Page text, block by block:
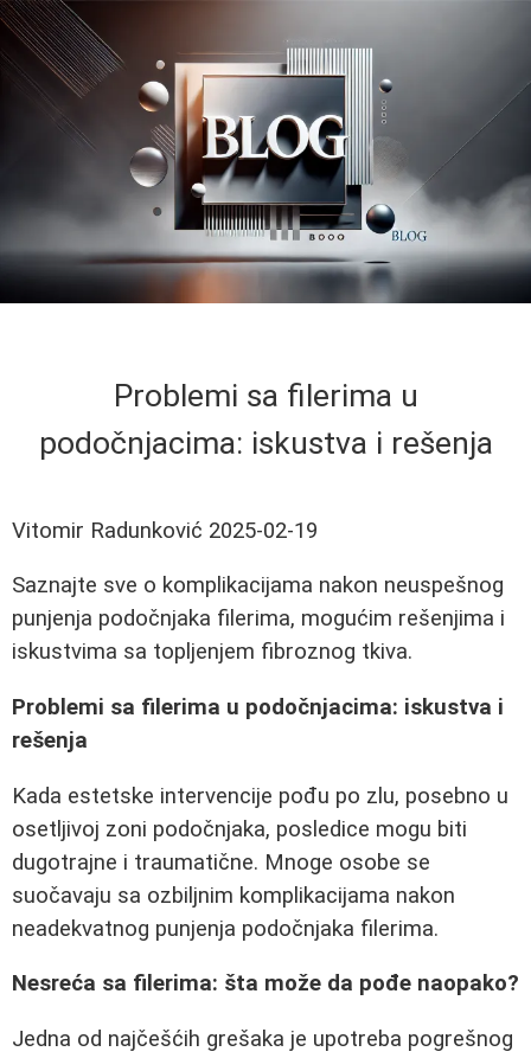
Problemi sa filerima u
podočnjacima: iskustva i rešenja
Vitomir Radunković 2025-02-19
Saznajte sve o komplikacijama nakon neuspešnog
punjenja podočnjaka filerima, mogućim rešenjima i
iskustvima sa topljenjem fibroznog tkiva.
Problemi sa filerima u podočnjacima: iskustva i
rešenja
Kada estetske intervencije pođu po zlu, posebno u
osetljivoj zoni podočnjaka, posledice mogu biti
dugotrajne i traumatične. Mnoge osobe se
suočavaju sa ozbiljnim komplikacijama nakon
neadekvatnog punjenja podočnjaka filerima.
Nesreća sa filerima: šta može da pođe naopako?
Jedna od najčešćih grešaka je upotreba pogrešnog